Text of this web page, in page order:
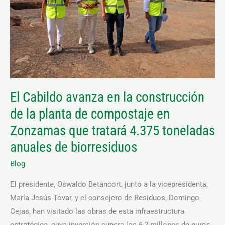
El Cabildo avanza en la construcción
de la planta de compostaje en
Zonzamas que tratará 4.375 toneladas
anuales de biorresiduos
Blog
El presidente, Oswaldo Betancort, junto a la vicepresidenta,
María Jesús Tovar, y el consejero de Residuos, Domingo
Cejas, han visitado las obras de esta infraestructura
la
construcción
de
la
planta
de
en
Zonzamas
que
tratará
4.375
toneladas
Necesarias
Estas
cookies no
son
opcionales.
Son
necesarias
web.
Estadísticas
Para que